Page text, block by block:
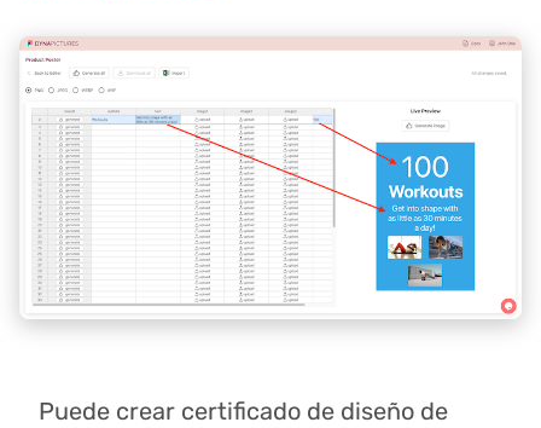
Puede crear certificado de diseño de